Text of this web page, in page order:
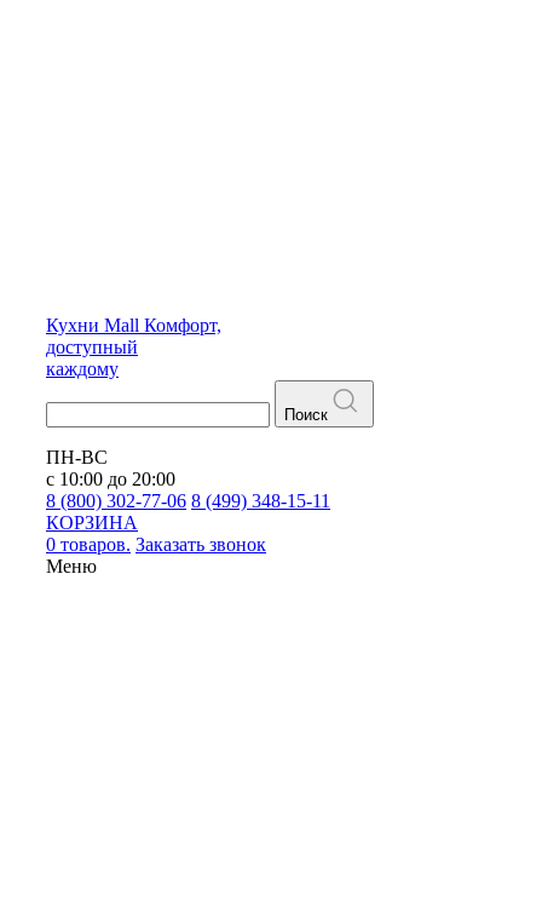
Кухни Mall Комфорт,
доступный
каждому
Поиск
ПН-ВС
с 10:00 до 20:00
8 (800) 302-77-06 8 (499) 348-15-11
КОРЗИНА
0 товаров. Заказать звонок
Меню